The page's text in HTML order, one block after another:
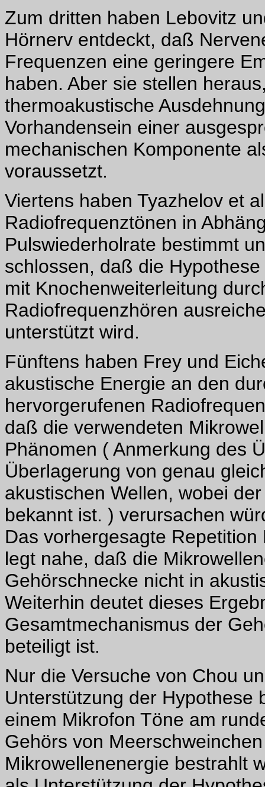
Zum dritten haben Lebovitz
Hörnerv entdeckt, daß
Frequenzen eine geringere
haben. Aber sie stellen
thermoakustische
Vorhandensein einer
mechanischen Komponente
voraussetzt.
Viertens haben Tyazhelov et
Radiofrequenztönen in
Pulswiederholrate bestimmt
schlossen, daß die
mit Knochenweiterleitung
Radiofrequenzhören
unterstützt wird.
Fünftens haben Frey und
akustische Energie an den
hervorgerufenen
daß die verwendeten
Phänomen ( Anmerkung des
Überlagerung von genau
akustischen Wellen, wobei
bekannt ist. ) verursachen
Das vorhergesagte
legt nahe, daß die
Gehörschnecke nicht in
Weiterhin deutet dieses
Gesamtmechanismus der
beteiligt ist.
Nur die Versuche von Chou
Unterstützung der Hypothese
einem Mikrofon Töne am
Gehörs von
Mikrowellenenergie bestrahlt